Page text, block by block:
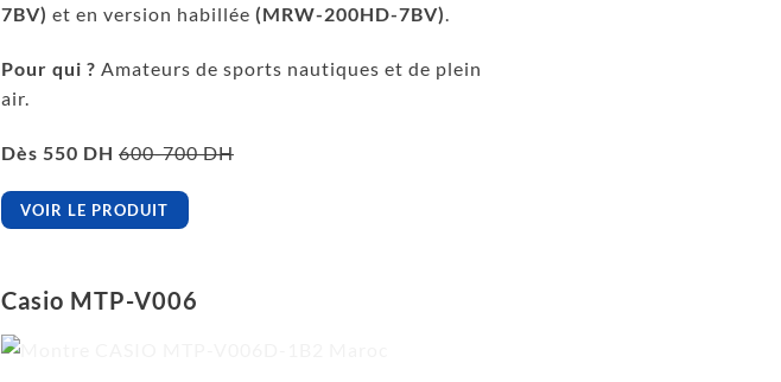
7BV) et en version habillée (MRW-200HD-7BV).
Pour qui ? Amateurs de sports nautiques et de plein
air.
Dès 550 DH 600-700 DH
VOIR LE PRODUIT
Casio MTP-V006